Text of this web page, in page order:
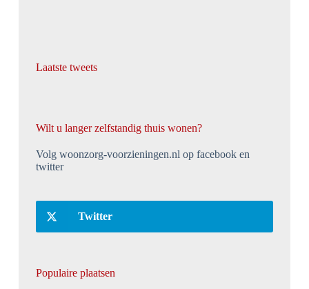
Laatste tweets
Wilt u langer zelfstandig thuis wonen?
Volg woonzorg-voorzieningen.nl op facebook en
twitter
Twitter
Populaire plaatsen